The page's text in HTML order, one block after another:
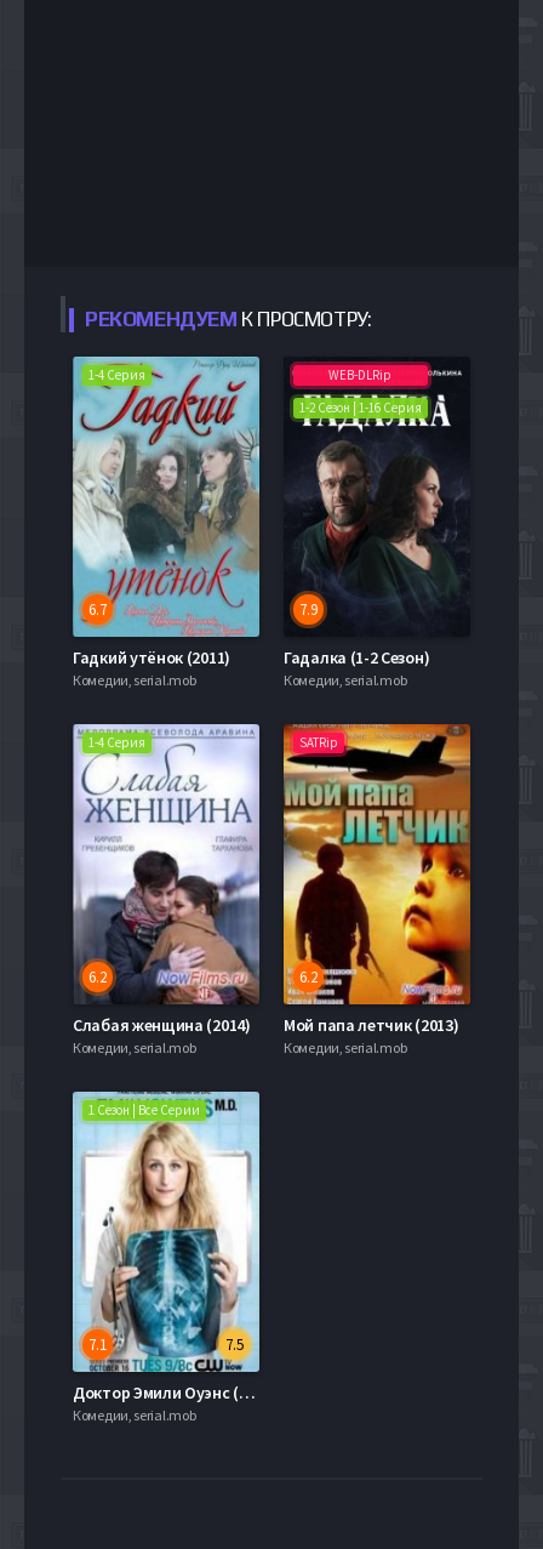
РЕКОМЕНДУЕМ К ПРОСМОТРУ:
1-4 Серия
6.7
Гадкий утёнок (2011)
Комедии, serial.mob
WEB-DLRip
1-2 Сезон | 1-16 Серия
7.9
Гадалка (1-2 Сезон)
Комедии, serial.mob
1-4 Серия
6.2
Слабая женщина (2014)
Комедии, serial.mob
SATRip
6.2
Мой папа летчик (2013)
Комедии, serial.mob
1 Сезон | Все Серии
7.5
7.1
Доктор Эмили Оуэнс (1 сезон)
Комедии, serial.mob